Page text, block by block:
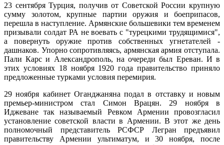
23 сентября Турция, получив от Советской России крупную
сумму золотом, крупные партии оружия и боеприпасов,
перешла в наступление. Армянские большевики тем временем
призывали солдат РА не воевать с "турецкими трудящимися",
а повернуть оружие против собственных угнетателей -
дашнаков. Упорно сопротивляясь, армянская армия отступала.
Пали Карс и Александрополь, на очереди был Ереван. И в
этих условиях 18 ноября 1920 года правительство приняло
предложенные турками условия перемирия.
29 ноября кабинет Оганджаняна подал в отставку и новым
премьер-министром стал Симон Врацян. 29 ноября в
Иджеване так называемый Ревком Армении провозгласил
установление советской власти в Армении. В этот же день
полномочный представитель РСФСР Легран предъявил
правительству Армении ультиматум, и 30 ноября, после